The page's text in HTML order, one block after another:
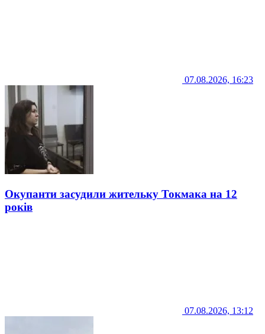
07.08.2026, 16:23
Окупанти засудили жительку Токмака на 12
років
07.08.2026, 13:12